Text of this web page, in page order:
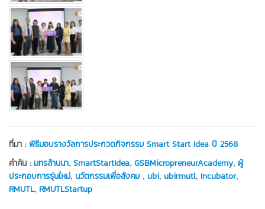
ที่มา :พิธีมอบรางวัลการประกวดกิจกรรม Smart Start Idea ปี 2568
คำค้น : มทรล้านนา, SmartStartIdea, GSBMicropreneurAcademy, ผู้
ประกอบการรุ่นใหม่, นวัตกรรมเพื่อสังคม , ubi, ubirmutl, Incubator,
RMUTL, RMUTLStartup